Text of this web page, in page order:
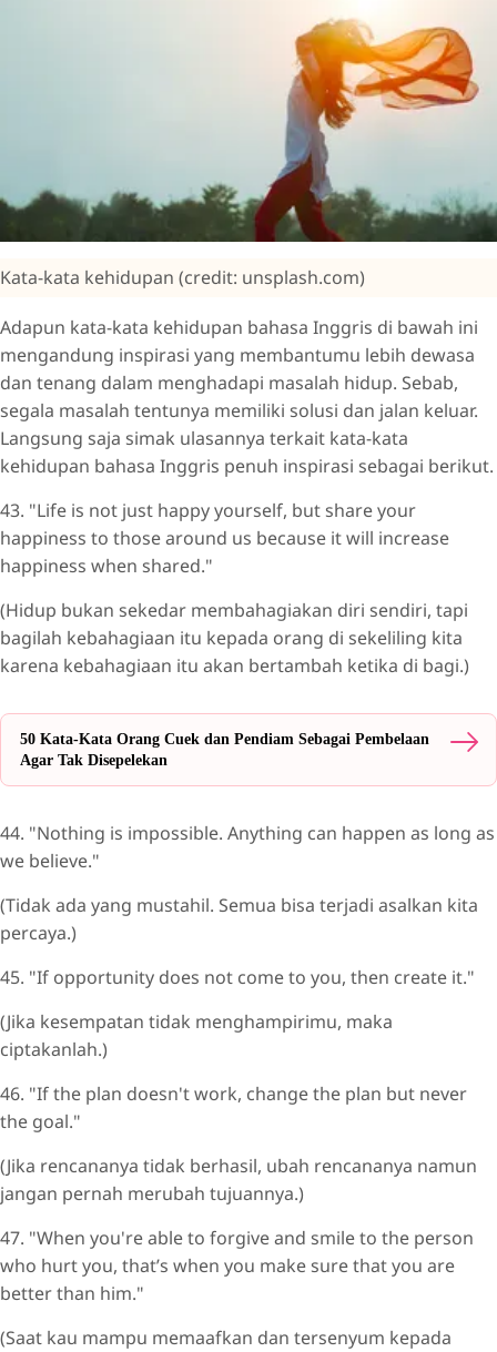
Kata-kata kehidupan (credit: unsplash.com)
Adapun kata-kata kehidupan bahasa Inggris di bawah ini
mengandung inspirasi yang membantumu lebih dewasa
dan tenang dalam menghadapi masalah hidup. Sebab,
segala masalah tentunya memiliki solusi dan jalan keluar.
Langsung saja simak ulasannya terkait kata-kata
kehidupan bahasa Inggris penuh inspirasi sebagai berikut.
43. "Life is not just happy yourself, but share your
happiness to those around us because it will increase
happiness when shared."
(Hidup bukan sekedar membahagiakan diri sendiri, tapi
bagilah kebahagiaan itu kepada orang di sekeliling kita
karena kebahagiaan itu akan bertambah ketika di bagi.)
50 Kata-Kata Orang Cuek dan Pendiam Sebagai Pembelaan
Agar Tak Disepelekan
44. "Nothing is impossible. Anything can happen as long as
we believe."
(Tidak ada yang mustahil. Semua bisa terjadi asalkan kita
percaya.)
45. "If opportunity does not come to you, then create it."
(Jika kesempatan tidak menghampirimu, maka
ciptakanlah.)
46. "If the plan doesn't work, change the plan but never
the goal."
(Jika rencananya tidak berhasil, ubah rencananya namun
jangan pernah merubah tujuannya.)
47. "When you're able to forgive and smile to the person
who hurt you, that’s when you make sure that you are
better than him."
(Saat kau mampu memaafkan dan tersenyum kepada